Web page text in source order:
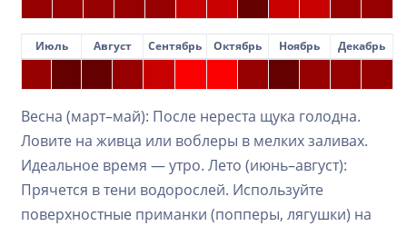
Июль Август Сентябрь Октябрь Ноябрь Декабрь
Весна (март–май): После нереста щука голодна.
Ловите на живца или воблеры в мелких заливах.
Идеальное время — утро. Лето (июнь–август):
Прячется в тени водорослей. Используйте
поверхностные приманки (попперы, лягушки) на